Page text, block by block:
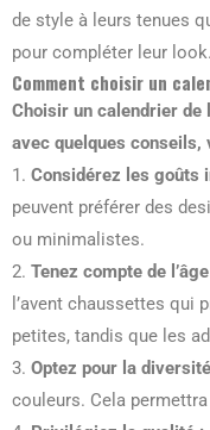
de style à leurs tenues
pour compléter leur look.
Comment choisir un
Choisir un calendrier de
avec quelques conseils,
1. Considérez les goûts
peuvent préférer des
ou minimalistes.
2. Tenez compte de
l’avent chaussettes
petites, tandis que les
3. Optez pour la
couleurs. Cela